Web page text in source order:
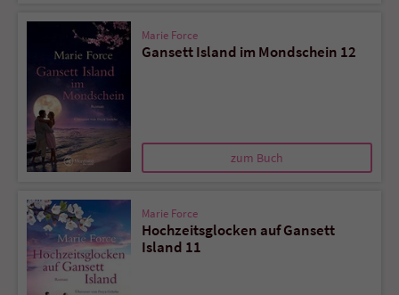
Marie Force
Gansett Island im Mondschein 12
zum Buch
Marie Force
Hochzeitsglocken auf Gansett
Island 11